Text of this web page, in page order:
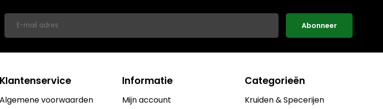
Abonneer
Klantenservice
Algemene voorwaarden
Informatie
Mijn account
Categorieën
Kruiden & Specerijen